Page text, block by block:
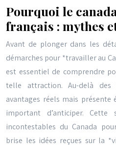
Pourquoi le
français : mythes
Avant de plonger dans les
démarches pour *travailler au
est essentiel de comprendre
telle attraction. Au-delà
avantages réels mais présente
important d’anticiper.
incontestables du Canada
brise les idées reçues sur la